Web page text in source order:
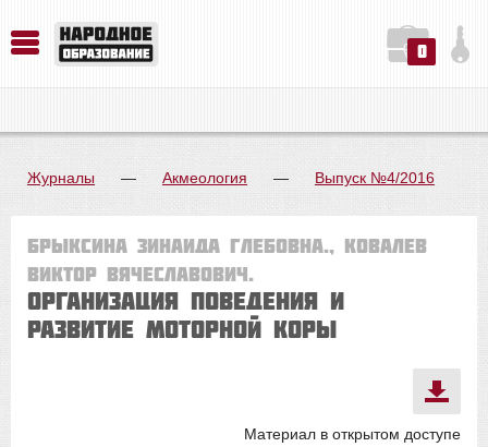
0
Журналы — Акмеология — Выпуск №4/2016
Брыксина Зинаида Глебовна., Ковалев
Виктор Вячеславович.
ОРГАНИЗАЦИЯ ПОВЕДЕНИЯ И
РАЗВИТИЕ МОТОРНОЙ КОРЫ
Материал в открытом доступе